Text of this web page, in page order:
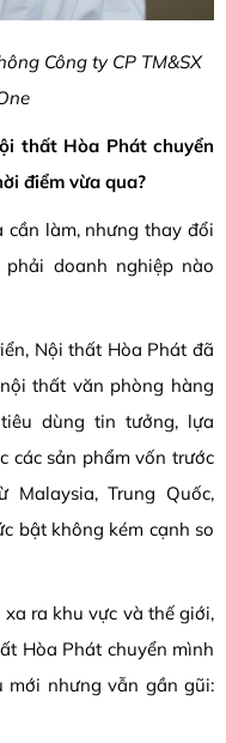
Công ty CP TM&SX
thất Hòa Phát chuyển
điểm vừa qua?
làm, nhưng thay đổi
doanh nghiệp nào
Nội thất Hòa Phát đã
thất văn phòng hàng
dùng tin tưởng, lựa
các sản phẩm vốn trước
Trung Quốc,
bật không kém cạnh so
ra khu vực và thế giới,
Hòa Phát chuyển mình
mới nhưng vẫn gần gũi: